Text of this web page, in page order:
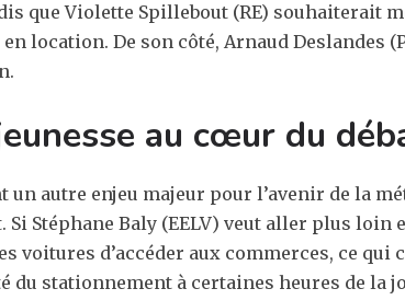
que Violette Spillebout (RE) souhaiterait
location. De son côté, Arnaud Deslandes
au cœur du
autre enjeu majeur pour l’avenir de la
Stéphane Baly (EELV) veut aller plus
voitures d’accéder aux commerces, ce qui
stationnement à certaines heures de la